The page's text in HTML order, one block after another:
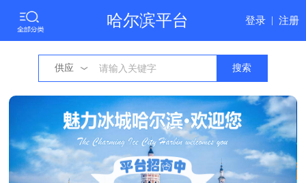
哈尔滨平台 登录 |注册
供应 搜索